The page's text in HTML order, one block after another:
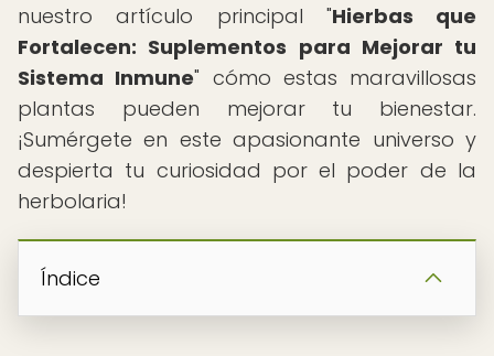
nuestro artículo principal "Hierbas que
Fortalecen: Suplementos para Mejorar tu
Sistema Inmune" cómo estas maravillosas
plantas pueden mejorar tu bienestar.
¡Sumérgete en este apasionante universo y
despierta tu curiosidad por el poder de la
herbolaria!
Índice